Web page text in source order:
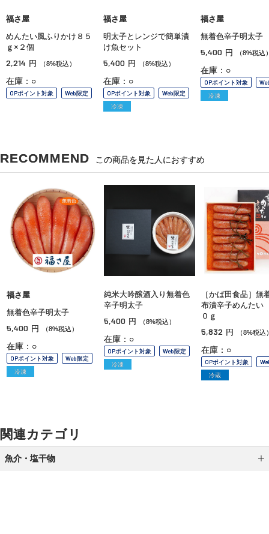
福さ屋
めんたい風ふりかけ８５
ｇ×２個
2,214 円 （8%税込）
在庫：○
OPポイント対象 Web限定
福さ屋
明太子とレンジで簡単漬
け魚セット
5,400 円 （8%税込）
在庫：○
OPポイント対象
Web限定
冷凍
福さ屋
無着色辛子明太子
5,400 円 （8%税込
在庫：○
OPポイント対象
冷凍
RECOMMEND この商品を見た人におすすめ
福さ屋
無着色辛子明太子
5,400 円 （8%税込）
在庫：○
OPポイント対象
Web限定
冷凍
純米大吟醸酒入り無着色
辛子明太子
5,400 円 （8%税込）
在庫：○
OPポイント対象
Web限定
冷凍
［かば田食品］無
布漬辛子めんた
０ｇ
5,832 円 （8%税込
在庫：○
OPポイント対象
冷蔵
関連カテゴリ
魚介・塩干物